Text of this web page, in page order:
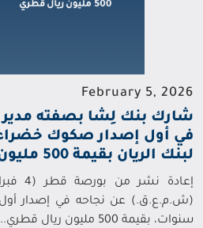
February 5, 2026
شارك بنك لِشا بصفته مدير
في أول إصدار صكوك
لبنك الريان بقيمة 500 مليون ريال قطري
(ش.م.ع.ق.) عن نجاحه في إصدار
سنوات، بقيمة 500 مليون ريال قطري...